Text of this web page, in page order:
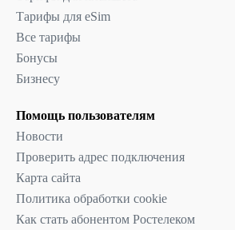
Тарифы для eSim
Все тарифы
Бонусы
Бизнесу
Помощь пользователям
Новости
Проверить адрес подключения
Карта сайта
Политика обработки cookie
Как стать абонентом Ростелеком